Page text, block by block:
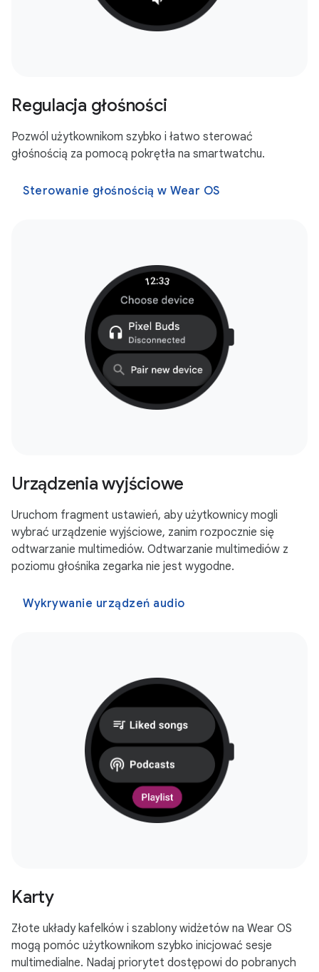
Regulacja głośności
Pozwól użytkownikom szybko i łatwo sterować
głośnością za pomocą pokrętła na smartwatchu.
Sterowanie głośnością w Wear OS
Urządzenia wyjściowe
Uruchom fragment ustawień, aby użytkownicy mogli
wybrać urządzenie wyjściowe, zanim rozpocznie się
odtwarzanie multimediów. Odtwarzanie multimediów z
poziomu głośnika zegarka nie jest wygodne.
Wykrywanie urządzeń audio
Karty
Złote układy kafelków i szablony widżetów na Wear OS
mogą pomóc użytkownikom szybko inicjować sesje
multimedialne. Nadaj priorytet dostępowi do pobranych